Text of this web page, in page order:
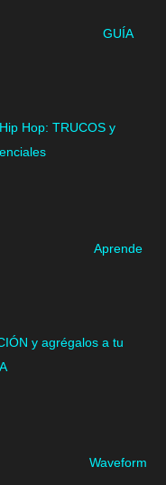
GUÍA
Hop: TRUCOS y
Aprende
y agrégalos a tu
Waveform